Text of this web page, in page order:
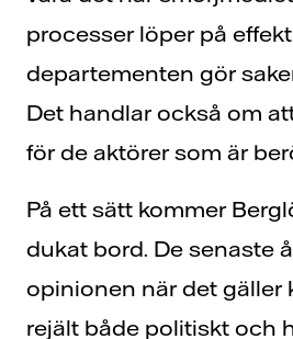
processer löper på
departementen gör
Det handlar också om
för de aktörer som är
På ett sätt kommer
dukat bord. De senaste
opinionen när det gäller
rejält både politiskt och